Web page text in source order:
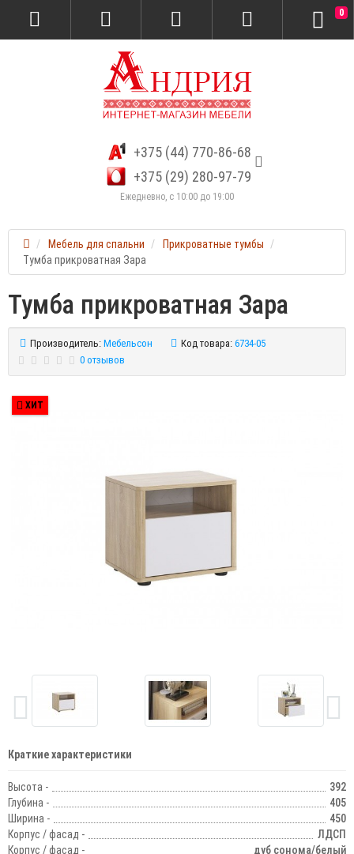
+375 (44) 770-86-68
+375 (29) 280-97-79
Ежедневно, с 10:00 до 19:00
0
Мебель для спальни
Прикроватные тумбы
Тумба прикроватная Зара
Тумба прикроватная Зара
Производитель: Мебельсон Код товара: 6734-05
0 отзывов
ХИТ
Краткие характеристики
Высота -
392
Глубина -
405
Ширина -
450
Корпус / фасад -
ЛДСП
Корпус / фасад -
дуб сонома/белый